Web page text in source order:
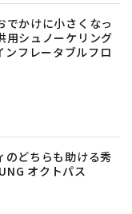
でかけに小さくなっ
用シュノーケリング
フレータブルフロ
のどちらも助ける秀
オクトパス